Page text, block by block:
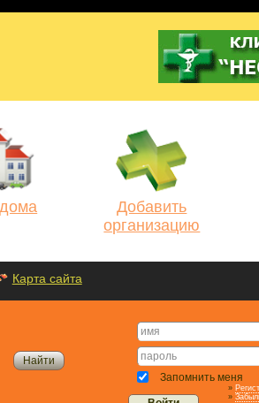
Добавить
организацию
Карта сайта
Запомнить меня
»
»